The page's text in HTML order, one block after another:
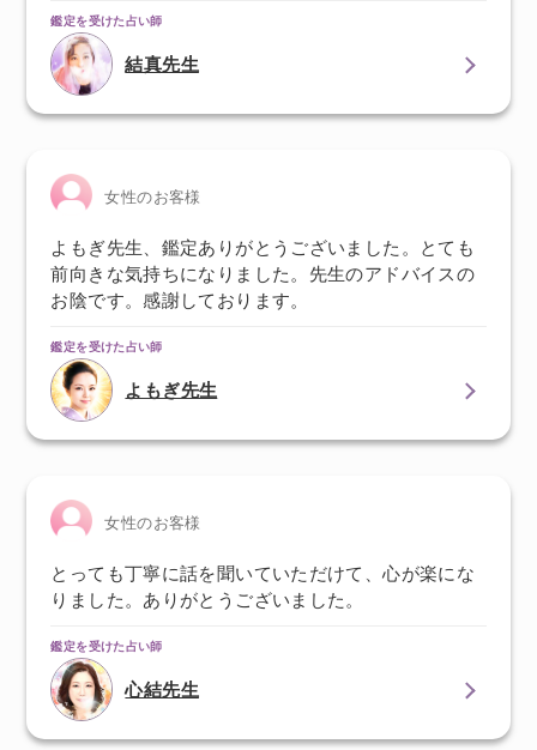
鑑定を受けた占い師
結真先生
女性のお客様
よもぎ先生、鑑定ありがとうございました。とても
前向きな気持ちになりました。先生のアドバイスの
お陰です。感謝しております。
鑑定を受けた占い師
よもぎ先生
女性のお客様
とっても丁寧に話を聞いていただけて、心が楽にな
りました。ありがとうございました。
鑑定を受けた占い師
心結先生